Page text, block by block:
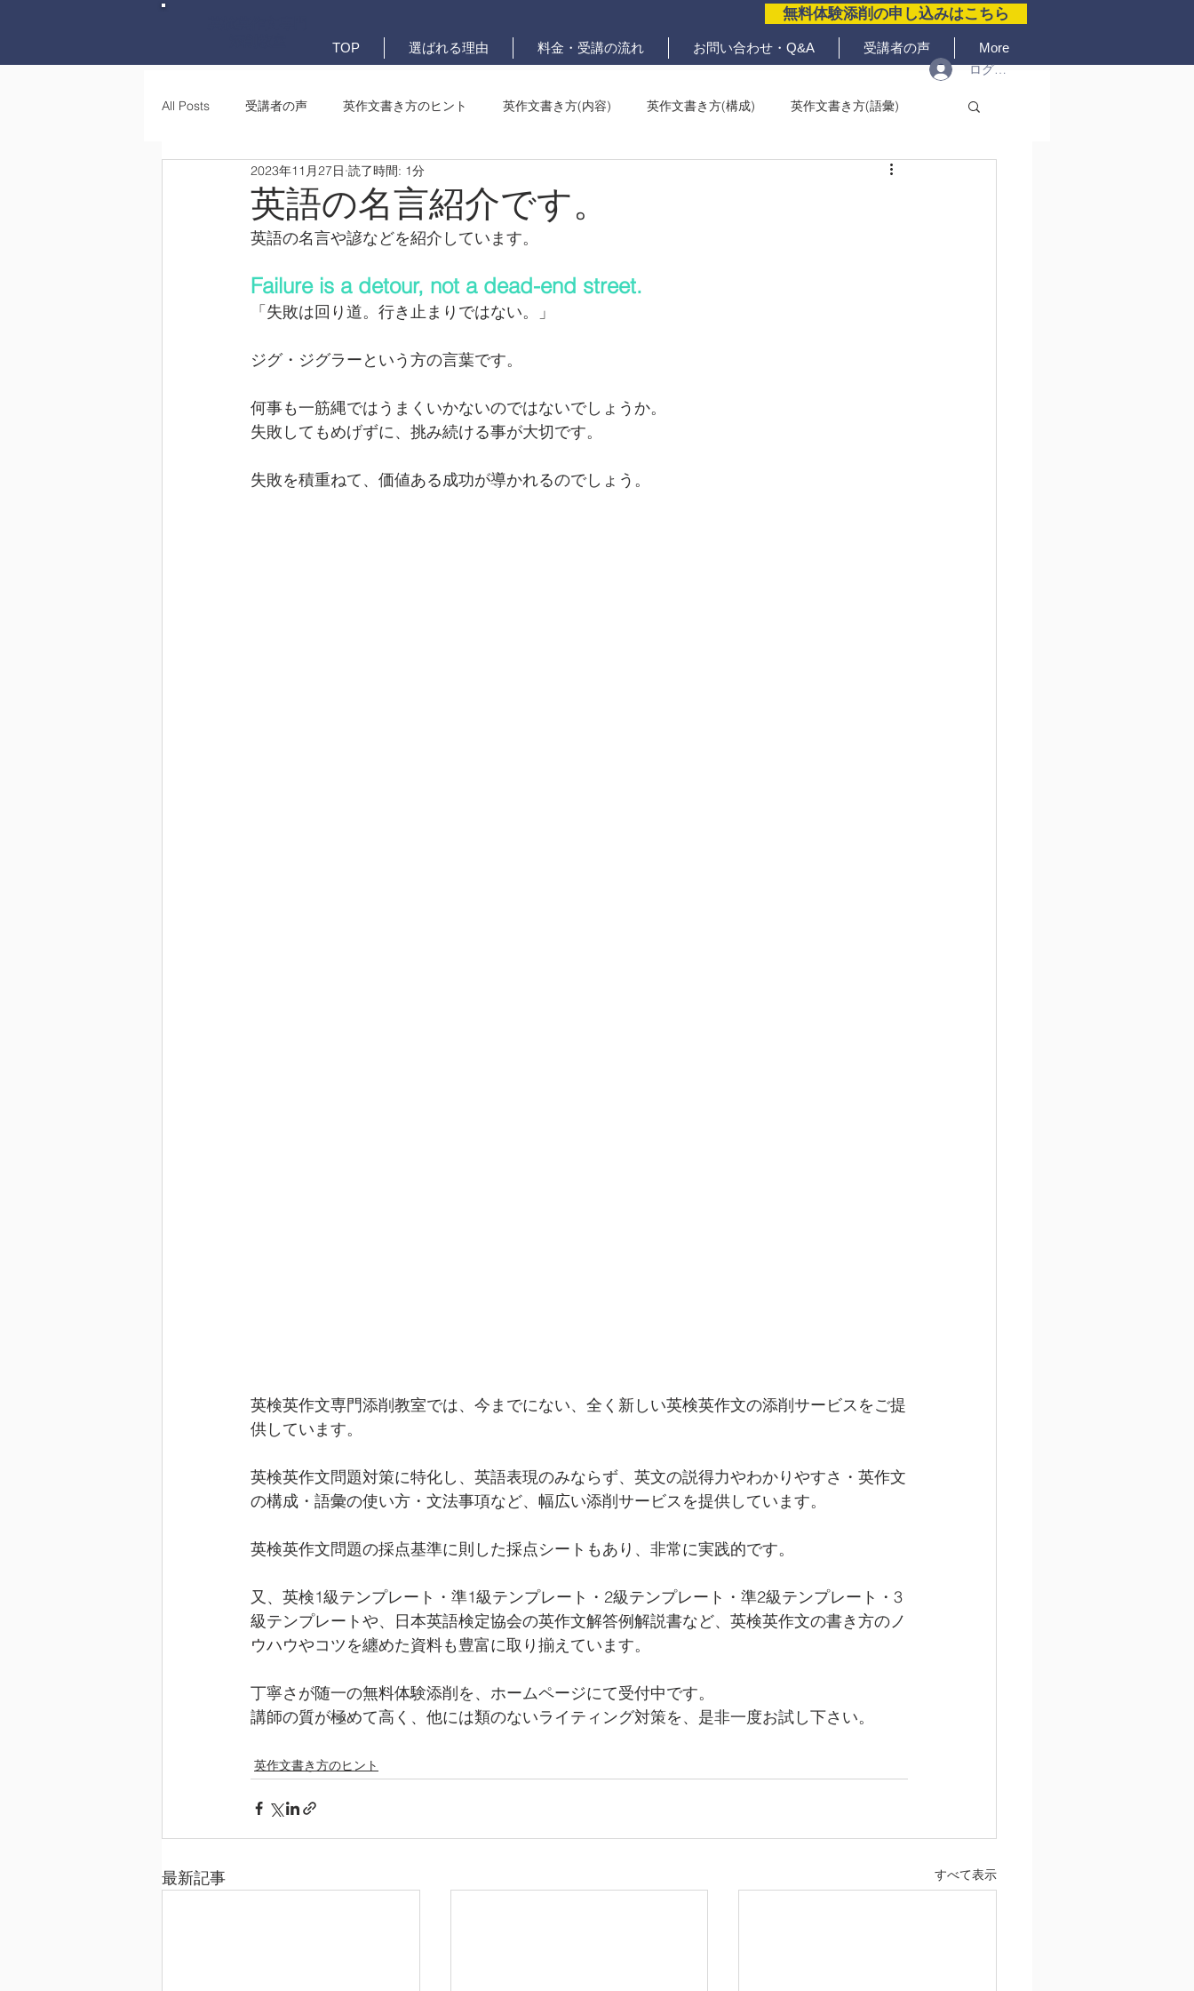
無料体験添削の申し込みはこちら
TOP 選ばれる理由 料金・受講の流れ お問い合わせ・Q&A 受講者の声 More
ログイン
All Posts 受講者の声 英作文書き方のヒント 英作文書き方(内容) 英作文書き方(構成) 英作文書き方(語彙)
英作文書き方(文法) 要約・e-メール問題
英語の名言紹介です。
2023年11月27日 読了時間: 1分
英語の名言や諺などを紹介しています。
Failure is a detour, not a dead-end street.
「失敗は回り道。行き止まりではない。」
ジグ・ジグラーという方の言葉です。
何事も一筋縄ではうまくいかないのではないでしょうか。
失敗してもめげずに、挑み続ける事が大切です。
失敗を積重ねて、価値ある成功が導かれるのでしょう。
英検英作文専門添削教室では、今までにない、全く新しい英検英作文の添削サービスをご提
供しています。
英検英作文問題対策に特化し、英語表現のみならず、英文の説得力やわかりやすさ・英作文
の構成・語彙の使い方・文法事項など、幅広い添削サービスを提供しています。
英検英作文問題の採点基準に則した採点シートもあり、非常に実践的です。
又、英検1級テンプレート・準1級テンプレート・2級テンプレート・準2級テンプレート・3
級テンプレートや、日本英語検定協会の英作文解答例解説書など、英検英作文の書き方のノ
ウハウやコツを纏めた資料も豊富に取り揃えています。
丁寧さが随一の無料体験添削を、ホームページにて受付中です。
講師の質が極めて高く、他には類のないライティング対策を、是非一度お試し下さい。
英作文書き方のヒント
最新記事 すべて表示